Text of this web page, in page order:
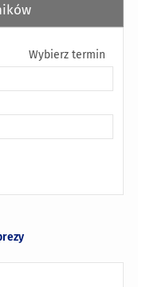
Wybierz termin